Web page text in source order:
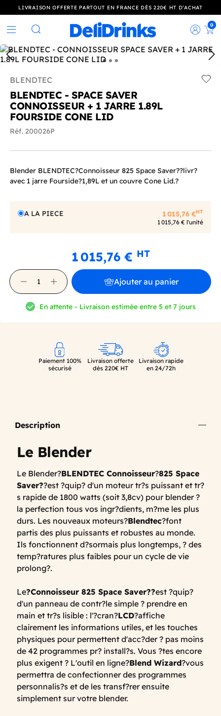
LIVRAISON OFFERTE PARTOUT EN FRANCE DÈS 220€ HT D’ACHAT
Rechercher
0
BLENDTEC
BLENDTEC - SPACE SAVER
CONNOISSEUR + 1 JARRE 1.89L
FOURSIDE CONE LID
Réf. 200026P
Blender BLENDTEC?Connoisseur 825 Space Saver??livr?
avec 1 jarre Fourside?1,89L et un couvre Cone Lid.?
A LA PIECE 1 015,76 €HT
1 015,76 € l'unité
1 015,76 € HT
Ajouter au panier
En attente - Livraison estimée entre 5 et 7 jours
Paiement 100%
sécurisé
Livraison offerte
dès 220€ HT
Livraison rapide
en 24/72h
Description
Le Blender
Le Blender?BLENDTEC Connoisseur?825 Space
Saver??est ?quip? d'un moteur tr?s puissant et tr?
s rapide de 1800 watts (soit 3,8cv) pour blender ?
la perfection tous vos ingr?dients, m?me les plus
durs. Les nouveaux moteurs?Blendtec?font
partis des plus puissants et robustes au monde.
Ils fonctionnent d?sormais plus longtemps, ? des
temp?ratures plus faibles pour un cycle de vie
prolong?.
Le?Connoisseur 825 Space Saver??est ?quip?
d'un panneau de contr?le simple ? prendre en
main et tr?s lisible : l'?cran?LCD?affiche
clairement les informations utiles, et les touches
physiques pour permettent d'acc?der ? pas moins
de 42 programmes pr? install?s. Vous ?tes encore
plus exigent ? L'outil en ligne?Blend Wizard?vous
permettra de confectionner des programmes
personnalis?s et de les transf?rer ensuite
simplement sur votre blender.